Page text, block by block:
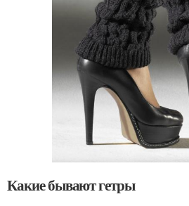
Какие бывают гетры